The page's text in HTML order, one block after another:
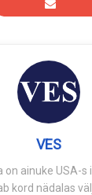
VES
on ainuke USA-
kord nädalas